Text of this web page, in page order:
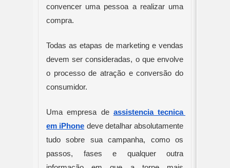
convencer uma pessoa a realizar uma
compra.
Todas as etapas de marketing e vendas
devem ser consideradas, o que envolve
o processo de atração e conversão do
consumidor.
Uma empresa de assistencia tecnica
em iPhone deve detalhar absolutamente
tudo sobre sua campanha, como os
passos, fases e qualquer outra